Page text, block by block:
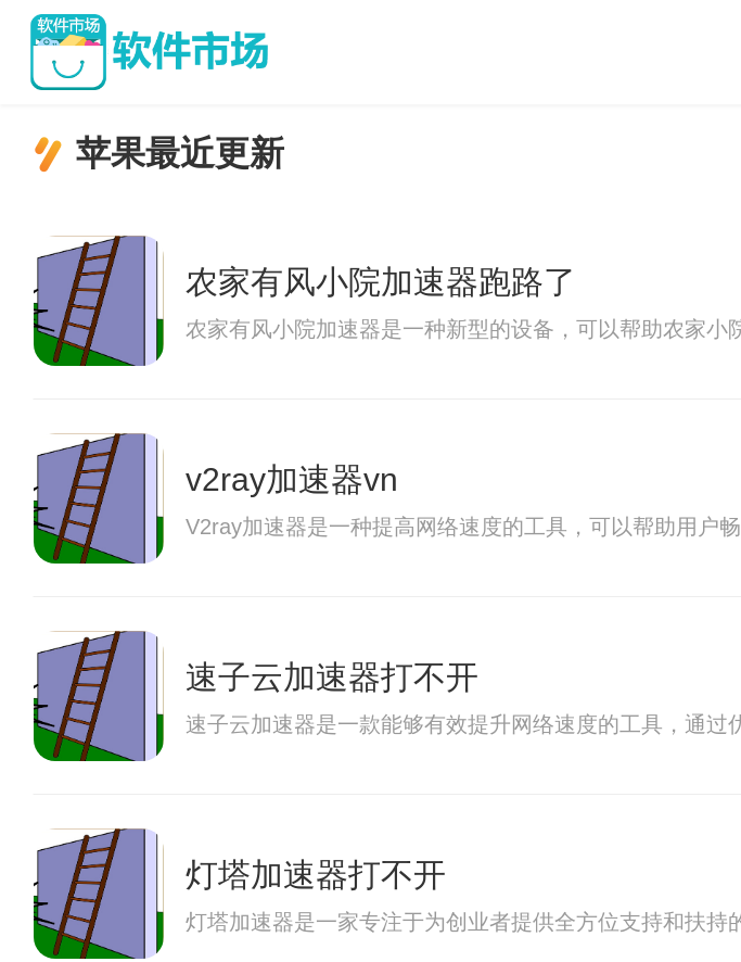
苹果最近更新
农家有风小院加速器跑路了
农家有风小院加速器是一种新型的设备，可以帮助农家小
v2ray加速器vn
V2ray加速器是一种提高网络速度的工具，可以帮助用户
速子云加速器打不开
速子云加速器是一款能够有效提升网络速度的工具，通
灯塔加速器打不开
灯塔加速器是一家专注于为创业者提供全方位支持和扶